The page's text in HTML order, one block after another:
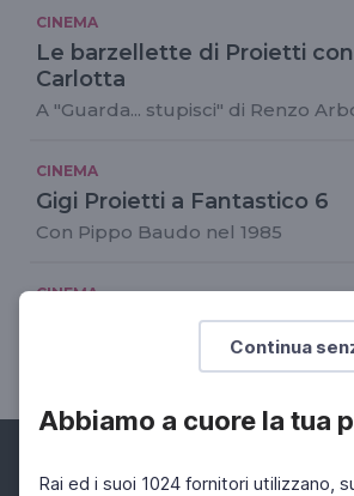
Continua
Abbiamo a cuore la tua
Rai ed i suoi 1024 fornitori utilizzano,
CINEMA
Le barzellette di Proietti
Carlotta
A "Guarda... stupisci" di Renzo
CINEMA
Gigi Proietti a Fantastico 6
Con Pippo Baudo nel 1985
CINEMA
L'omaggio di Edoardo Leo
Globe Theatre, 5 novembre 2020